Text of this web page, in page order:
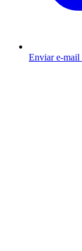
Enviar e-mail